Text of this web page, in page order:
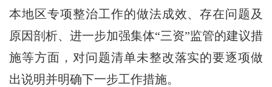
本地区专项整治工作的做法成效、存在问题及
原因剖析、进一步加强集体“三资”监管的建议措
施等方面，对问题清单未整改落实的要逐项做
出说明并明确下一步工作措施。